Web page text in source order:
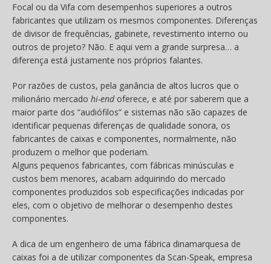
Focal ou da Vifa com desempenhos superiores a outros
fabricantes que utilizam os mesmos componentes. Diferenças
de divisor de frequências, gabinete, revestimento interno ou
outros de projeto? Não. E aqui vem a grande surpresa… a
diferença está justamente nos próprios falantes.
Por razões de custos, pela ganância de altos lucros que o
milionário mercado hi-endoferece, e até por saberem que a
maior parte dos “audiófilos” e sistemas não são capazes de
identificar pequenas diferenças de qualidade sonora, os
fabricantes de caixas e componentes, normalmente, não
produzem o melhor que poderiam.
Alguns pequenos fabricantes, com fábricas minúsculas e
custos bem menores, acabam adquirindo do mercado
componentes produzidos sob especificações indicadas por
eles, com o objetivo de melhorar o desempenho destes
componentes.
A dica de um engenheiro de uma fábrica dinamarquesa de
caixas foi a de utilizar componentes da Scan-Speak, empresa